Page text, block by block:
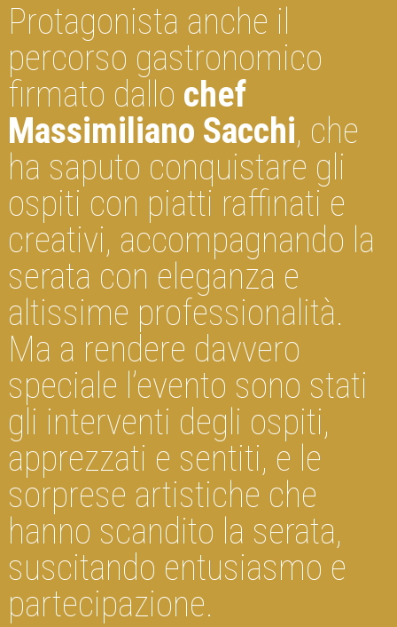
Protagonista anche il
percorso gastronomico
firmato dallo chef
Massimiliano Sacchi, che
ha saputo conquistare gli
ospiti con piatti raffinati e
creativi, accompagnando la
serata con eleganza e
altissime professionalità.
Ma a rendere davvero
speciale l’evento sono stati
gli interventi degli ospiti,
apprezzati e sentiti, e le
sorprese artistiche che
hanno scandito la serata,
suscitando entusiasmo e
partecipazione.